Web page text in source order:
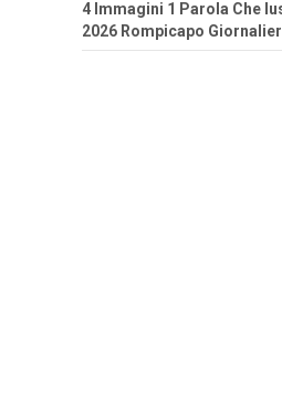
4 Immagini 1 Parola Che
2026 Rompicapo